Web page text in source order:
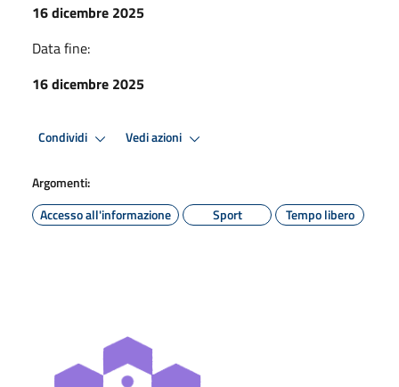
16 dicembre 2025
Data fine:
16 dicembre 2025
Condividi Vedi azioni
Argomenti:
Accesso all'informazione
Sport Tempo libero